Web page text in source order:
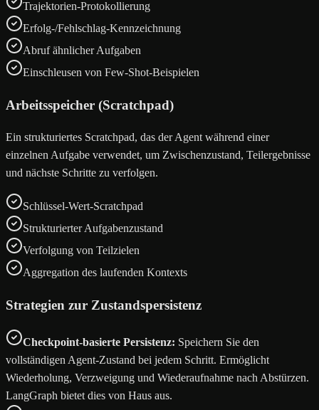
Trajektorien-Protokollierung
Erfolg-/Fehlschlag-Kennzeichnung
Abruf ähnlicher Aufgaben
Einschleusen von Few-Shot-Beispielen
Arbeitsspeicher (Scratchpad)
Ein strukturiertes Scratchpad, das der Agent während einer
einzelnen Aufgabe verwendet, um Zwischenzustand, Teilergebnisse
und nächste Schritte zu verfolgen.
Schlüssel-Wert-Scratchpad
Strukturierter Aufgabenzustand
Verfolgung von Teilzielen
Aggregation des laufenden Kontexts
Strategien zur Zustandspersistenz
Checkpoint-basierte Persistenz: Speichern Sie den
vollständigen Agent-Zustand bei jedem Schritt. Ermöglicht
Wiederholung, Verzweigung und Wiederaufnahme nach Abstürzen.
LangGraph bietet dies von Haus aus.